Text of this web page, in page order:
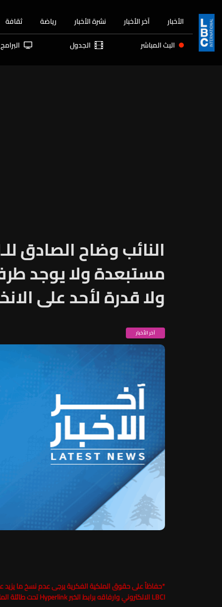
الأخبار آخر الأخبار نشرة الأخبار رياضة ثقافة
البث المباشر الجدول البرامج
مستبعدة ولا يوجد
ولا قدرة لأحد على
آخر الأخبار
*
LBCI الالكتروني وارفاقه برابط الخبر Hyperlink تحت طائلة الملاحقة القانونية